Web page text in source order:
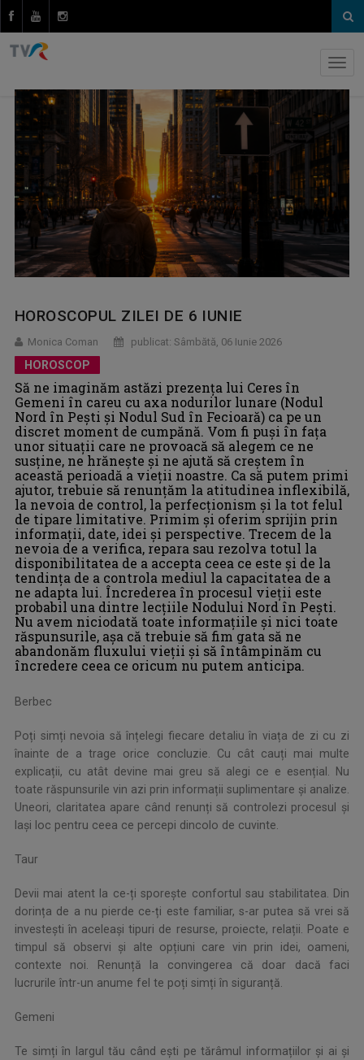
HOROSCOPUL ZILEI DE 6 IUNIE
Monica Coman publicat: Sâmbătă, 06 Iunie 2026
HOROSCOP
Să ne imaginăm astăzi prezența lui Ceres în
Gemeni în careu cu axa nodurilor lunare (Nodul
Nord în Pești și Nodul Sud în Fecioară) ca pe un
discret moment de cumpănă. Vom fi puși în fața
unor situații care ne provoacă să alegem ce ne
susține, ne hrănește și ne ajută să creștem în
această perioadă a vieții noastre. Ca să putem primi
ajutor, trebuie să renunțăm la atitudinea inflexibilă,
la nevoia de control, la perfecționism și la tot felul
de tipare limitative. Primim și oferim sprijin prin
informații, date, idei și perspective. Trecem de la
nevoia de a verifica, repara sau rezolva totul la
disponibilitatea de a accepta ceea ce este și de la
tendința de a controla mediul la capacitatea de a
ne adapta lui. Încrederea în procesul vieții este
probabil una dintre lecțiile Nodului Nord în Pești.
Nu avem niciodată toate informațiile și nici toate
răspunsurile, așa că trebuie să fim gata să ne
abandonăm fluxului vieții și să întâmpinăm cu
încredere ceea ce oricum nu putem anticipa.
Berbec
Poți simți nevoia să înțelegi fiecare detaliu în viața de zi cu zi
înainte de a trage orice concluzie. Cu cât cauți mai multe
explicații, cu atât devine mai greu să alegi ce e esențial. Nu
toate răspunsurile vin azi prin informații suplimentare și analize.
Uneori, claritatea apare când renunți să controlezi procesul și
lași loc pentru ceea ce percepi dincolo de cuvinte.
Taur
Devii mai atent la ce-ți sporește confortul sau stabilitatea. Din
dorința de a nu pierde ce-ți este familiar, s-ar putea să vrei să
investești în aceleași tipuri de resurse, proiecte, relații. Poate e
timpul să observi și alte opțiuni care vin prin idei, oameni,
contexte noi. Renunță la convingerea că doar dacă faci
lucrurile într-un anume fel te poți simți în siguranță.
Gemeni
Te simți în largul tău când ești pe tărâmul informațiilor și ai și